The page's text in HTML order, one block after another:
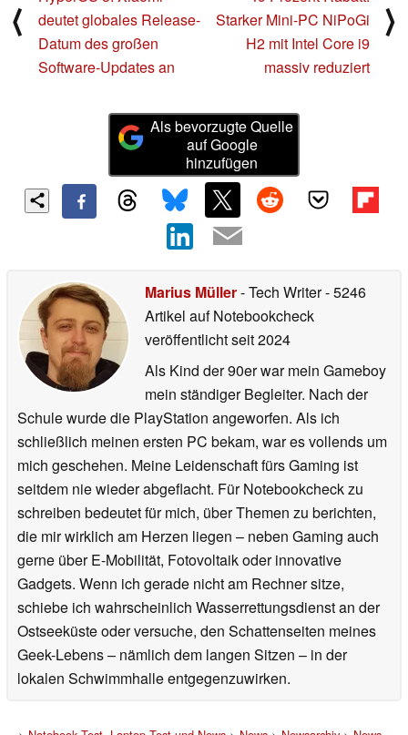
⟨
deutet globales Release-
Datum des großen
Software-Updates an
Starker Mini-PC NiPoGi
H2 mit Intel Core i9
massiv reduziert
⟩
Als bevorzugte Quelle
auf Google
hinzufügen
Marius Müller- Tech Writer- 5246
Artikel auf Notebookcheck
veröffentlichtseit 2024
Als Kind der 90er war mein Gameboy
mein ständiger Begleiter. Nach der
Schule wurde die PlayStation angeworfen. Als ich
schließlich meinen ersten PC bekam, war es vollends um
mich geschehen. Meine Leidenschaft fürs Gaming ist
seitdem nie wieder abgeflacht. Für Notebookcheck zu
schreiben bedeutet für mich, über Themen zu berichten,
die mir wirklich am Herzen liegen – neben Gaming auch
gerne über E-Mobilität, Fotovoltaik oder innovative
Gadgets. Wenn ich gerade nicht am Rechner sitze,
schiebe ich wahrscheinlich Wasserrettungsdienst an der
Ostseeküste oder versuche, den Schattenseiten meines
Geek-Lebens – nämlich dem langen Sitzen – in der
lokalen Schwimmhalle entgegenzuwirken.